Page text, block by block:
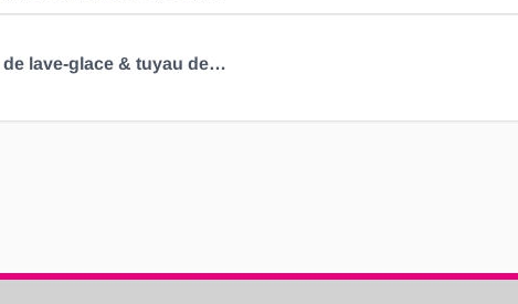
Tuyau de lave‑glace & tuyau de dépression 4.0mm